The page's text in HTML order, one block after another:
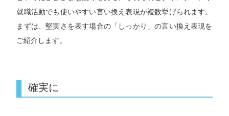
就職活動でも使いやすい言い換え表現が複数挙げられます。
まずは、堅実さを表す場合の「しっかり」の言い換え表現を
ご紹介します。
確実に